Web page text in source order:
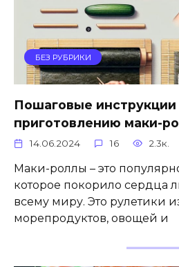
БЕЗ РУБРИКИ
Пошаговые инструкции
приготовлению маки-
14.06.2024 16 2.3к.
Маки-роллы – это
которое покорило сердца
всему миру. Это рулетики
морепродуктов, овощей и